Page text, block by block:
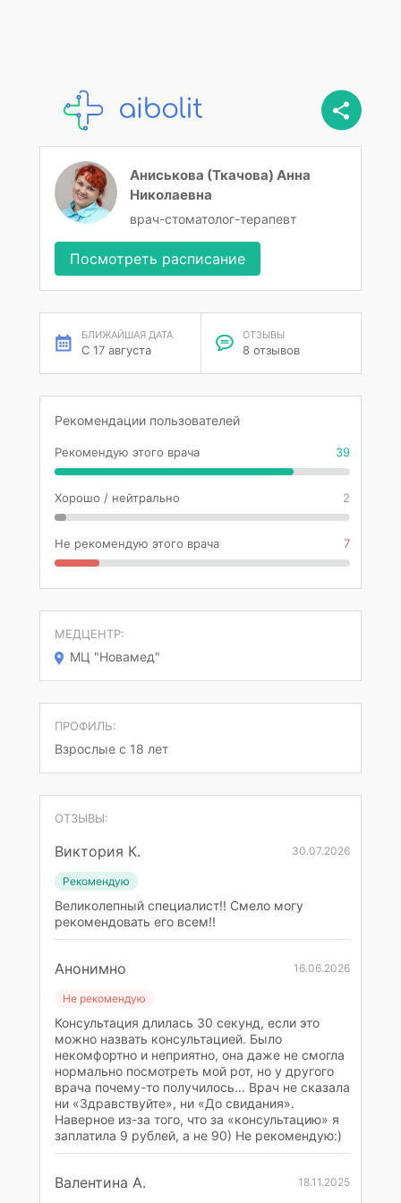
Аниськова (Ткачова) Анна
Николаевна
врач-стоматолог-терапевт
Посмотреть расписание
БЛИЖАЙШАЯ ДАТА
С 17 августа
ОТЗЫВЫ
8 отзывов
Рекомендации пользователей
Рекомендую этого врача 39
Хорошо / нейтрально 2
Не рекомендую этого врача 7
МЕДЦЕНТР:
МЦ "Новамед"
ПРОФИЛЬ:
Взрослые с 18 лет
ОТЗЫВЫ:
Виктория К. 30.07.2026
Рекомендую
Великолепный специалист!! Смело могу
рекомендовать его всем!!
Анонимно 16.06.2026
Не рекомендую
Консультация длилась 30 секунд, если это
можно назвать консультацией. Было
некомфортно и неприятно, она даже не смогла
нормально посмотреть мой рот, но у другого
врача почему-то получилось… Врач не сказала
ни «Здравствуйте», ни «До свидания».
Наверное из-за того, что за «консультацию» я
заплатила 9 рублей, а не 90) Не рекомендую:)
Валентина А. 18.11.2025